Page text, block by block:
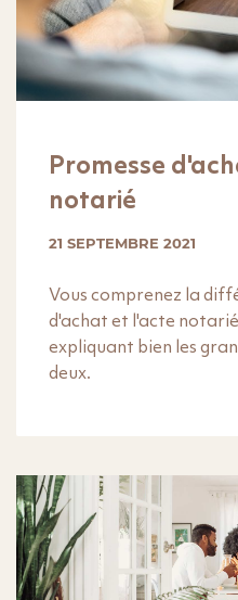
Promesse
notarié
21 SEPTEMBRE 2021
Vous comprenez la
d'achat et l'acte
expliquant bien les
deux.